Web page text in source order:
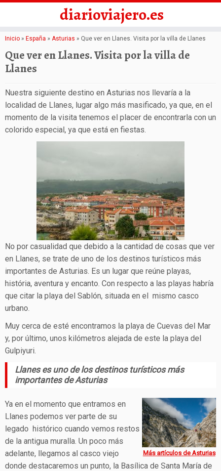
Saltar
contenido
diarioviajero.es
Inicio » España » Asturias » Que ver en Llanes. Visita por la villa de Llanes
Que ver en Llanes. Visita por la villa de
Llanes
Nuestra siguiente destino en Asturias nos llevaría a la
localidad de Llanes, lugar algo más masificado, ya que, en el
momento de la visita tenemos el placer de encontrarla con un
colorido especial, ya que está en fiestas.
No por casualidad que debido a la cantidad de cosas que ver
en Llanes, se trate de uno de los destinos turísticos más
importantes de Asturias. Es un lugar que reúne playas,
história, aventura y encanto. Con respecto a las playas habría
que citar la playa del Sablón, situada en el mismo casco
urbano.
Muy cerca de esté encontramos la playa de Cuevas del Mar
y, por último, unos kilómetros alejada de este la playa del
Gulpiyuri.
Llanes es uno de los destinos turísticos más
importantes de Asturias
Más artículos de Asturias
Ya en el momento que entramos en
Llanes podemos ver parte de su
legado histórico cuando vemos restos
de la antigua muralla. Un poco más
adelante, llegamos al casco viejo
donde destacaremos un punto, la Basílica de Santa María de